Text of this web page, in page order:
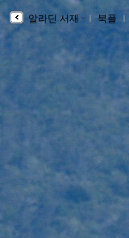
알라딘 서재 ｌ 북플 ｌ